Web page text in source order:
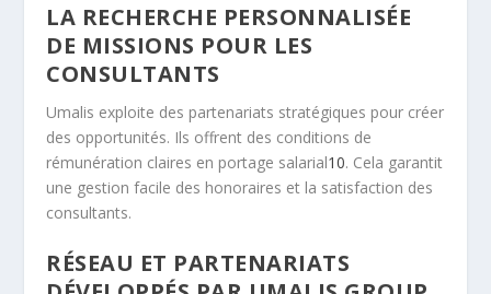
LA RECHERCHE PERSONNALISÉE
DE MISSIONS POUR LES
CONSULTANTS
Umalis exploite des partenariats stratégiques pour créer
des opportunités. Ils offrent des conditions de
rémunération claires en portage salarial10. Cela garantit
une gestion facile des honoraires et la satisfaction des
consultants.
RÉSEAU ET PARTENARIATS